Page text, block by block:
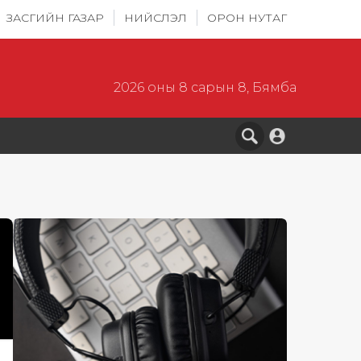
ЗАСГИЙН ГАЗАР НИЙСЛЭЛ ОРОН НУТАГ
2026 оны 8 сарын 8, Бямба